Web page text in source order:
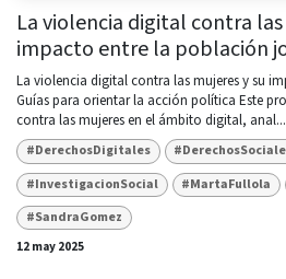
La violencia digital contra las
impacto entre la población
La violencia digital contra las mujeres y su
Guías para orientar la acción política Este
contra las mujeres en el ámbito digital, anal...
#DerechosDigitales
#InvestigacionSocial
#MartaFullola
#SandraGomez
12 may 2025